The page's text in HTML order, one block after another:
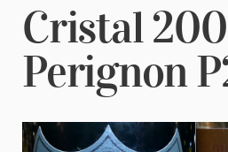
Cristal
Perignon